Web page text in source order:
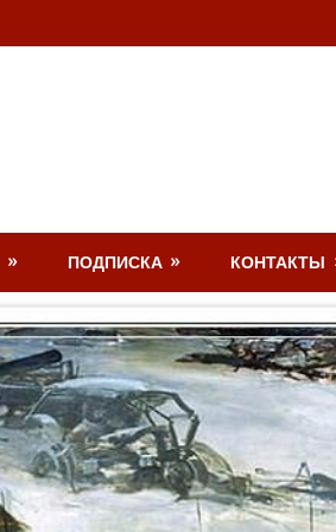
ПОДПИСКА КОНТАКТЫ